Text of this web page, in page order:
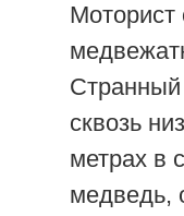
Моторист
сквозь
метрах в
медведь,